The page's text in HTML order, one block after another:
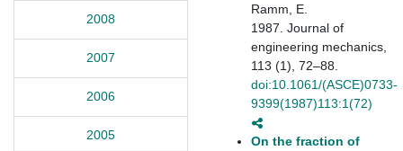
2008
2007
2006
2005
Ramm, E.
1987. Journal of
engineering mechanics,
113 (1), 72–88.
doi:10.1061/(ASCE)0733-
9399(1987)113:1(72)
On the fraction of